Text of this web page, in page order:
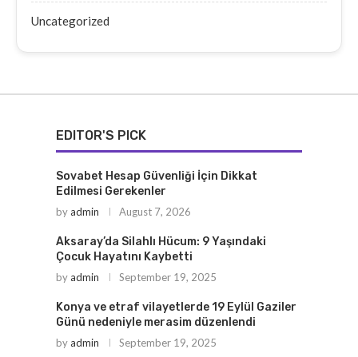
Uncategorized
EDITOR'S PICK
Sovabet Hesap Güvenliği İçin Dikkat
Edilmesi Gerekenler
byadmin August 7, 2026
Aksaray’da Silahlı Hücum: 9 Yaşındaki
Çocuk Hayatını Kaybetti
byadmin September 19, 2025
Konya ve etraf vilayetlerde 19 Eylül Gaziler
Günü nedeniyle merasim düzenlendi
byadmin September 19, 2025